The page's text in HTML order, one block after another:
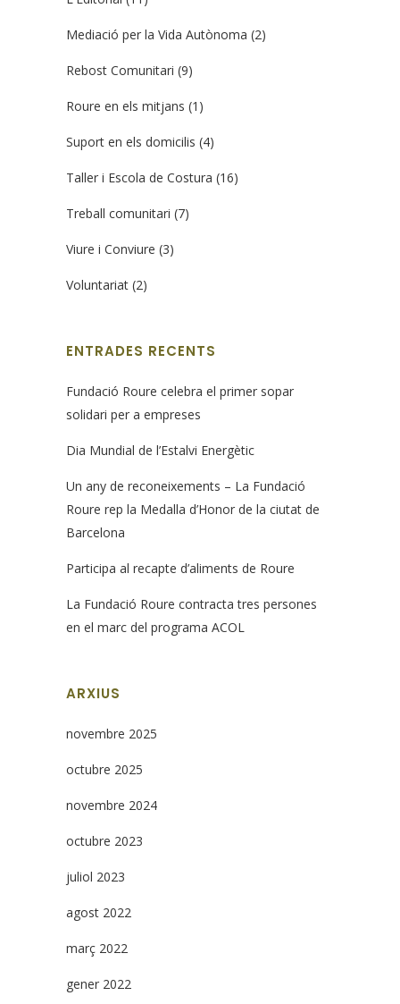
Mediació per la Vida Autònoma (2)
Rebost Comunitari (9)
Roure en els mitjans (1)
Suport en els domicilis (4)
Taller i Escola de Costura (16)
Treball comunitari (7)
Viure i Conviure (3)
Voluntariat (2)
ENTRADES RECENTS
Fundació Roure celebra el primer sopar
solidari per a empreses
Dia Mundial de l’Estalvi Energètic
Un any de reconeixements – La Fundació
Roure rep la Medalla d’Honor de la ciutat de
Barcelona
Participa al recapte d’aliments de Roure
La Fundació Roure contracta tres persones
en el marc del programa ACOL
ARXIUS
novembre 2025
octubre 2025
novembre 2024
octubre 2023
juliol 2023
agost 2022
març 2022
gener 2022